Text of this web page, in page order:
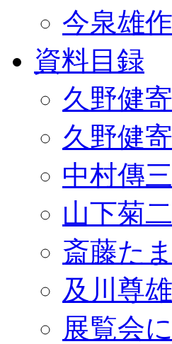
今泉雄
資料目録
久野健
久野健
中村傳
山下菊
斎藤た
及川尊
展覧会